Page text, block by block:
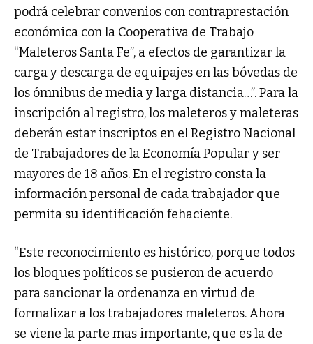
podrá celebrar convenios con contraprestación
económica con la Cooperativa de Trabajo
“Maleteros Santa Fe”, a efectos de garantizar la
carga y descarga de equipajes en las bóvedas de
los ómnibus de media y larga distancia…”. Para la
inscripción al registro, los maleteros y maleteras
deberán estar inscriptos en el Registro Nacional
de Trabajadores de la Economía Popular y ser
mayores de 18 años. En el registro consta la
información personal de cada trabajador que
permita su identificación fehaciente.
“Este reconocimiento es histórico, porque todos
los bloques políticos se pusieron de acuerdo
para sancionar la ordenanza en virtud de
formalizar a los trabajadores maleteros. Ahora
se viene la parte mas importante, que es la de